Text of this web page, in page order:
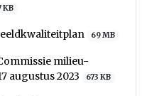
KB
69 MB
milieu-
augustus 2023
673 KB